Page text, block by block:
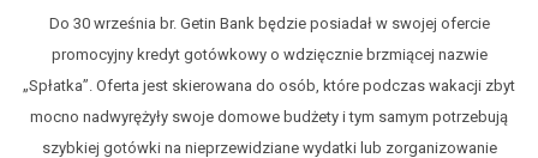
Do 30 września br. Getin Bank będzie posiadał w swojej ofercie
promocyjny kredyt gotówkowy o wdzięcznie brzmiącej nazwie
„Spłatka”. Oferta jest skierowana do osób, które podczas wakacji zbyt
mocno nadwyrężyły swoje domowe budżety i tym samym potrzebują
szybkiej gotówki na nieprzewidziane wydatki lub zorganizowanie